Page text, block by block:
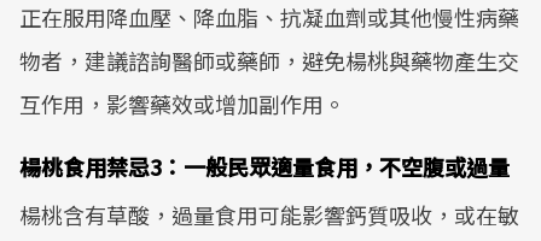
正在服用降血壓、降血脂、抗凝血劑或其他慢性病藥
物者，建議諮詢醫師或藥師，避免楊桃與藥物產生交
互作用，影響藥效或增加副作用。
楊桃食用禁忌3：一般民眾適量食用，不空腹或過量
楊桃含有草酸，過量食用可能影響鈣質吸收，或在敏